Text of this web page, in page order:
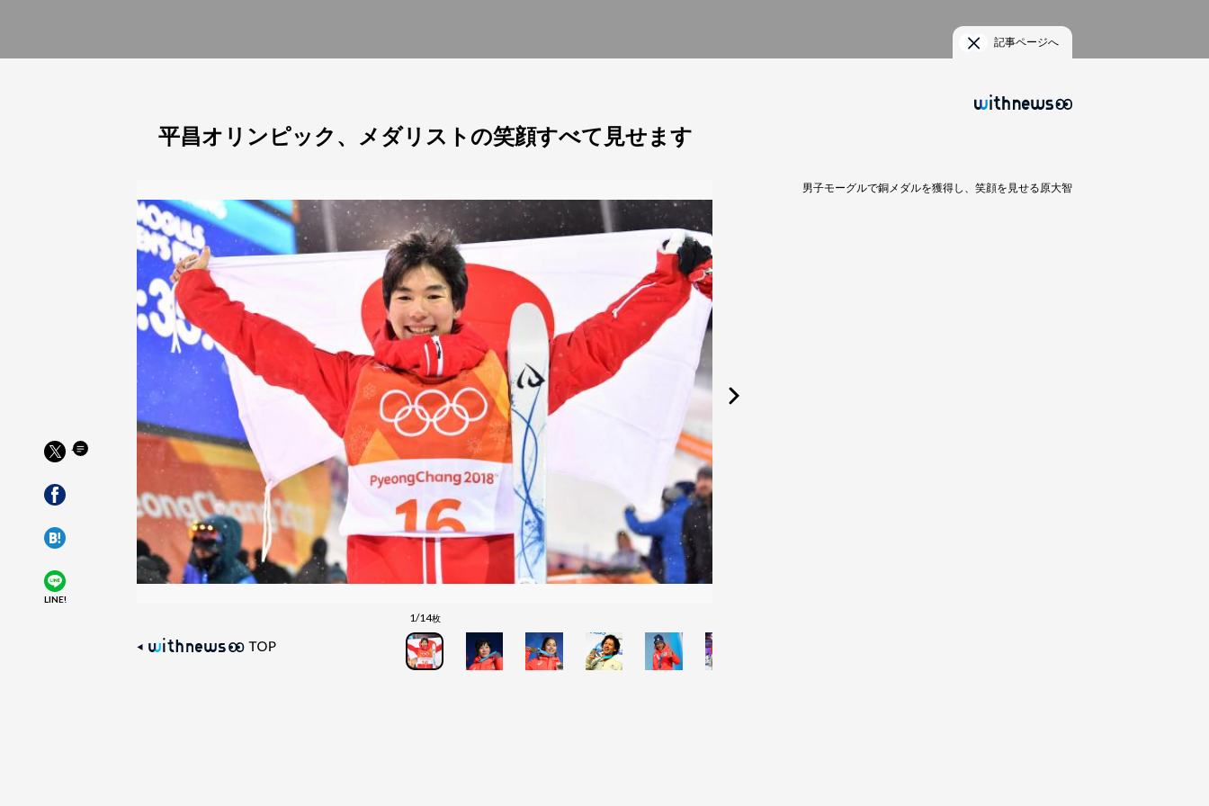
LINE!
記事ページへ
平昌オリンピック、メダリストの笑顔すべて見せます
1/14枚
男子モーグルで銅メダルを獲得し、笑顔を見せる原大智